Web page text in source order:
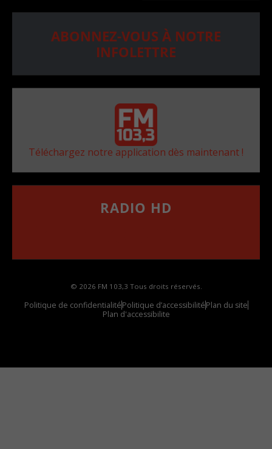
ABONNEZ-VOUS À NOTRE
INFOLETTRE
Téléchargez notre application dès maintenant !
RADIO HD
© 2026 FM 103,3 Tous droits réservés.
Politique de confidentialitéPolitique d’accessibilitéPlan du site
Plan d'accessibilite